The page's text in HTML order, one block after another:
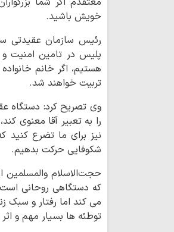
خویش باشید.
رئیس سازمان عقیدتی
پلیس در تامین امنیت و
هستیم، اگر خانم
تربیت خواهند شد.
وی تصریح کرد: دستگاه
را به تعبیر آقا معنوی
نیز برای ما تضرع کنید
شکوفایی حرکت بدهیم.
حجت‌الاسلام والمسلمین
که دستگاهی روحانی
می کند اما رفتار و سبک
توطئه ها بسیار مهم و